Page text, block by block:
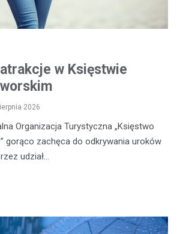
w Księstwie
2026
Organizacja Turystyczna „Księstwo
gorąco zachęca do odkrywania uroków
udział…